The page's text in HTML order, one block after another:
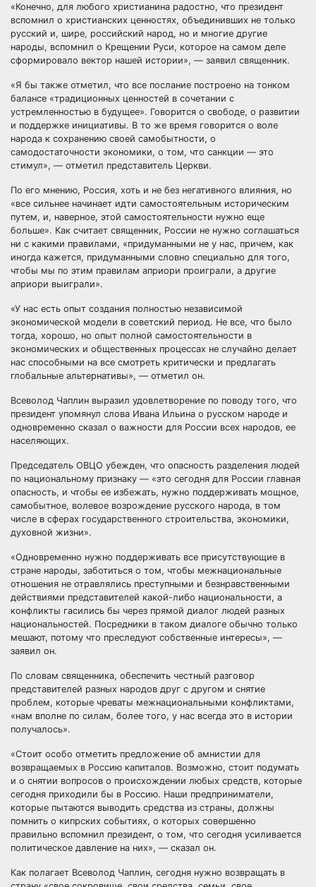
«Конечно, для любого христианина радостно, что президент
вспомнил о христианских ценностях, объединивших не только
русский и, шире, российский народ, но и многие другие
народы, вспомнил о Крещении Руси, которое на самом деле
сформировало вектор нашей истории», — заявил священник.
«Я бы также отметил, что все послание построено на тонком
балансе «традиционных ценностей в сочетании с
устремленностью в будущее». Говорится о свободе, о развитии
и поддержке инициативы. В то же время говорится о воле
народа к сохранению своей самобытности, о
самодостаточности экономики, о том, что санкции — это
стимул», — отметил представитель Церкви.
По его мнению, Россия, хоть и не без негативного влияния, но
«все сильнее начинает идти самостоятельным историческим
путем, и, наверное, этой самостоятельности нужно еще
больше». Как считает священник, России не нужно соглашаться
ни с какими правилами, «придуманными не у нас, причем, как
иногда кажется, придуманными словно специально для того,
чтобы мы по этим правилам априори проиграли, а другие
априори выиграли».
«У нас есть опыт создания полностью независимой
экономической модели в советский период. Не все, что было
тогда, хорошо, но опыт полной самостоятельности в
экономических и общественных процессах не случайно делает
нас способными на все смотреть критически и предлагать
глобальные альтернативы», — отметил он.
Всеволод Чаплин выразил удовлетворение по поводу того, что
президент упомянул слова Ивана Ильина о русском народе и
одновременно сказал о важности для России всех народов, ее
населяющих.
Председатель ОВЦО убежден, что опасность разделения людей
по национальному признаку — «это сегодня для России главная
опасность, и чтобы ее избежать, нужно поддерживать мощное,
самобытное, волевое возрождение русского народа, в том
числе в сферах государственного строительства, экономики,
духовной жизни».
«Одновременно нужно поддерживать все присутствующие в
стране народы, заботиться о том, чтобы межнациональные
отношения не отравлялись преступными и безнравственными
действиями представителей какой-либо национальности, а
конфликты гасились бы через прямой диалог людей разных
национальностей. Посредники в таком диалоге обычно только
мешают, потому что преследуют собственные интересы», —
заявил он.
По словам священника, обеспечить честный разговор
представителей разных народов друг с другом и снятие
проблем, которые чреваты межнациональными конфликтами,
«нам вполне по силам, более того, у нас всегда это в истории
получалось».
«Стоит особо отметить предложение об амнистии для
возвращаемых в Россию капиталов. Возможно, стоит подумать
и о снятии вопросов о происхождении любых средств, которые
сегодня приходили бы в Россию. Наши предприниматели,
которые пытаются выводить средства из страны, должны
помнить о кипрских событиях, о которых совершенно
правильно вспомнил президент, о том, что сегодня усиливается
политическое давление на них», — сказал он.
Как полагает Всеволод Чаплин, сегодня нужно возвращать в